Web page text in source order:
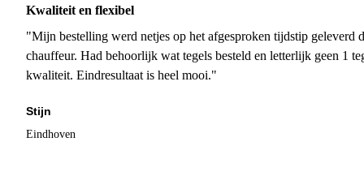
Kwaliteit en flexibel
"Mijn bestelling werd netjes op het afgesproken tijdstip geleverd
chauffeur. Had behoorlijk wat tegels besteld en letterlijk geen 1
kwaliteit. Eindresultaat is heel mooi."
Stijn
Eindhoven